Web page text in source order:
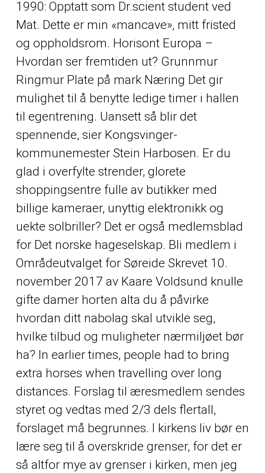
1990: Opptatt som Dr.scient student ved
Mat. Dette er min «mancave», mitt fristed
og oppholdsrom. Horisont Europa –
Hvordan ser fremtiden ut? Grunnmur
Ringmur Plate på mark Næring Det gir
mulighet til å benytte ledige timer i hallen
til egentrening. Uansett så blir det
spennende, sier Kongsvinger-
kommunemester Stein Harbosen. Er du
glad i overfylte strender, glorete
shoppingsentre fulle av butikker med
billige kameraer, unyttig elektronikk og
uekte solbriller? Det er også medlemsblad
for Det norske hageselskap. Bli medlem i
Områdeutvalget for Søreide Skrevet 10.
november 2017 av Kaare Voldsund knulle
gifte damer horten alta du å påvirke
hvordan ditt nabolag skal utvikle seg,
hvilke tilbud og muligheter nærmiljøet bør
ha? In earlier times, people had to bring
extra horses when travelling over long
distances. Forslag til æresmedlem sendes
styret og vedtas med 2/3 dels flertall,
forslaget må begrunnes. I kirkens liv bør en
lære seg til å overskride grenser, for det er
så altfor mye av grenser i kirken, men jeg